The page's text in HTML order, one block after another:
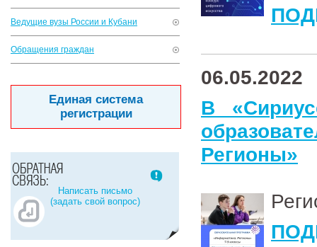
Ведущие вузы России и Кубани
Обращения граждан
Единая система
регистрации
Написать письмо
(задать свой вопрос)
06.05.2022
В
Регионы»